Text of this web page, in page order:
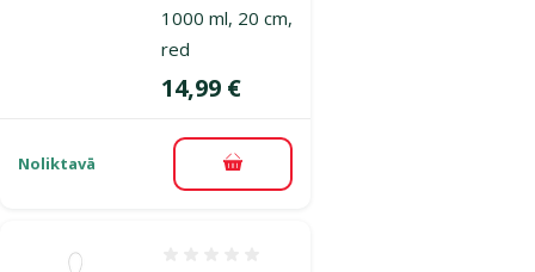
1000 ml, 20 cm,
red
Cena
14,99 €
Noliktavā Pievienot grozam